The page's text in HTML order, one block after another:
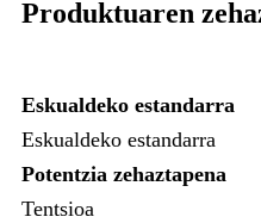
Produktuaren
Eskualdeko estandarra
Eskualdeko estandarra
Potentzia zehaztapena
Tentsioa